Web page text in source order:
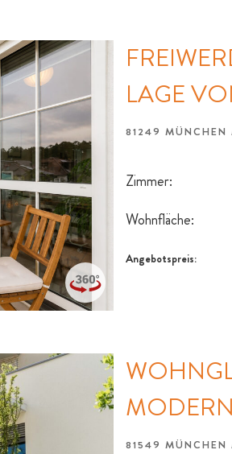
LAGE
81249 MÜNCHEN
Zimmer:
Wohnfläche:
Angebotspreis:
81549 MÜNCHEN